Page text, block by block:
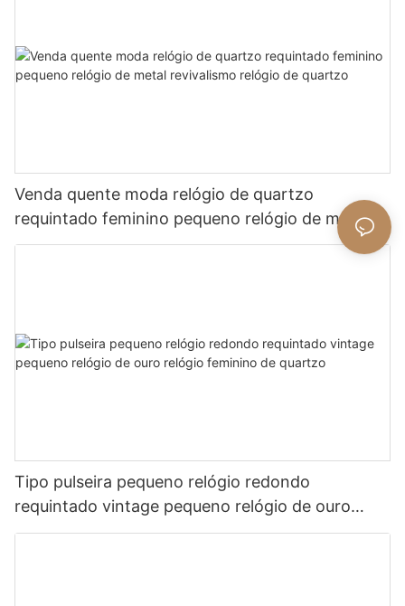
Venda quente moda relógio de quartzo
requintado feminino pequeno relógio de metal
revivalismo relógio de quartzo
Tipo pulseira pequeno relógio redondo
requintado vintage pequeno relógio de ouro
relógio feminino de quartzo